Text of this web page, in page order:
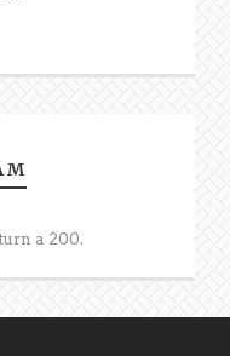
a 200.